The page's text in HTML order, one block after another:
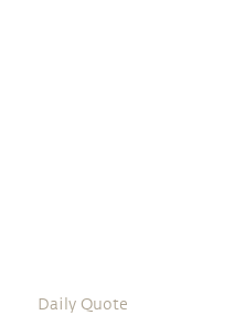
Daily Quote